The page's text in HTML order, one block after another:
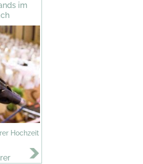
im
Hochzeit